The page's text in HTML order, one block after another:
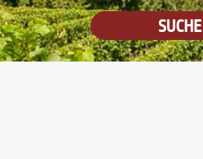
SUCHE